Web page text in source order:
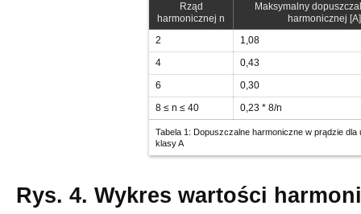
Rząd
harmonicznej n
Maksymalny
harmonicznej [A]
2
1,08
4
0,43
6
0,30
8 ≤ n ≤ 40
0,23 * 8/n
Tabela 1: Dopuszczalne harmoniczne w prądzie dla
klasy A
Rys. 4. Wykres wartości